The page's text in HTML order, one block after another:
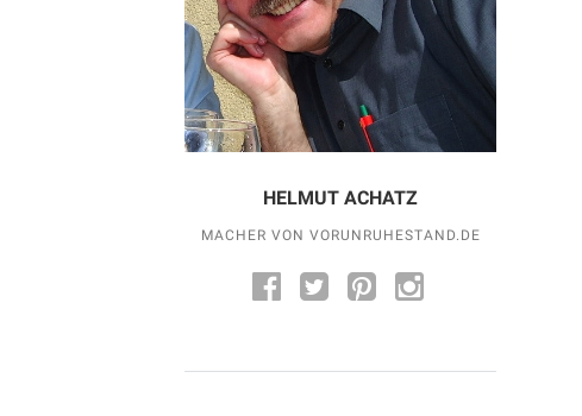
HELMUT ACHATZ
MACHER VON VORUNRUHESTAND.DE